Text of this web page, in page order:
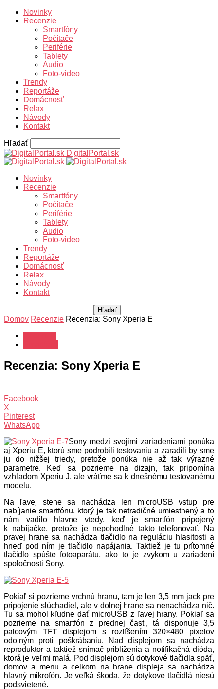
Novinky
Recenzie
Smartfóny
Počítače
Periférie
Tablety
Audio
Foto-video
Trendy
Reportáže
Domácnosť
Relax
Návody
Kontakt
Hľadať
DigitalPortal.sk
Novinky
Recenzie
Smartfóny
Počítače
Periférie
Tablety
Audio
Foto-video
Trendy
Reportáže
Domácnosť
Relax
Návody
Kontakt
Domov Recenzie Recenzia: Sony Xperia E
Recenzia: Sony Xperia E
Facebook
X
Pinterest
WhatsApp
Sony medzi svojimi zariadeniami ponúka
aj Xperiu E, ktorú sme podrobili testovaniu a zaradili by sme
ju do nižšej triedy, pretože ponúka nie až tak výrazné
parametre. Keď sa pozrieme na dizajn, tak pripomína
vzhľadom Xperiu J, ale vráťme sa k dnešnému testovanému
modelu.
Na ľavej stene sa nachádza len microUSB vstup pre
nabíjanie smartfónu, ktorý je tak netradičné umiestnený a to
nám vadilo hlavne vtedy, keď je smartfón pripojený
k nabíjačke, pretože je nepohodlné takto telefonovať. Na
pravej hrane sa nachádza tlačidlo na reguláciu hlasitosti a
hneď pod ním je tlačidlo napájania. Taktiež je tu prítomné
tlačidlo spúšte fotoaparátu, ako to je zvykom u zariadení
spoločnosti Sony.
Pokiaľ si pozrieme vrchnú hranu, tam je len 3,5 mm jack pre
pripojenie slúchadiel, ale v dolnej hrane sa nenachádza nič.
Tu sa mohol kľudne dať microUSB z ľavej hrany. Pokiaľ sa
pozrieme na smartfón z prednej časti, tá disponuje 3,5
palcovým TFT displejom s rozlíšením 320×480 pixelov
odolným proti poškrábaniu. Nad displejom sa nachádza
reproduktor a taktiež snímač priblíženia a notifikačná dióda,
ktorá je veľmi malá. Pod displejom sú dotykové tlačidla späť,
domov a menu a celkom na hrane displeja sa nachádza
hlavný mikrofón. Je veľká škoda, že dotykové tlačidlá niesú
podsvietené.